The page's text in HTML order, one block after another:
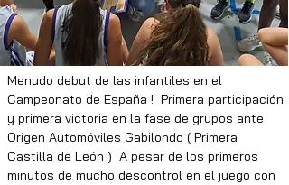
Menudo debut de las infantiles en el
Campeonato de España !  Primera participación
y primera victoria en la fase de grupos ante
Origen Automóviles Gabilondo ( Primera
Castilla de León ) A pesar de los primeros
minutos de mucho descontrol en el juego con